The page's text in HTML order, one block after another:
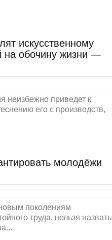
искусственному
на обочину жизни —
неизбежно приведет к
его с производств,
молодёжи
поколениям
труда, нельзя назвать